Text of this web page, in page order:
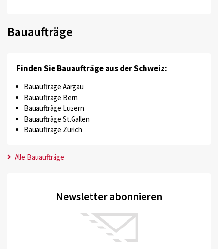
Bauaufträge
Finden Sie Bauaufträge aus der Schweiz:
Bauaufträge Aargau
Bauaufträge Bern
Bauaufträge Luzern
Bauaufträge St.Gallen
Bauaufträge Zürich
Alle Bauaufträge
Newsletter abonnieren